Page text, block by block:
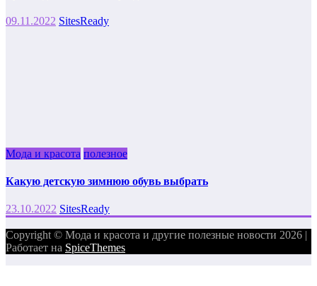
09.11.2022 SitesReady
Мода и красота полезное
Какую детскую зимнюю обувь выбрать
23.10.2022 SitesReady
Copyright © Мода и красота и другие полезные новости 2026 |
Работает на SpiceThemes